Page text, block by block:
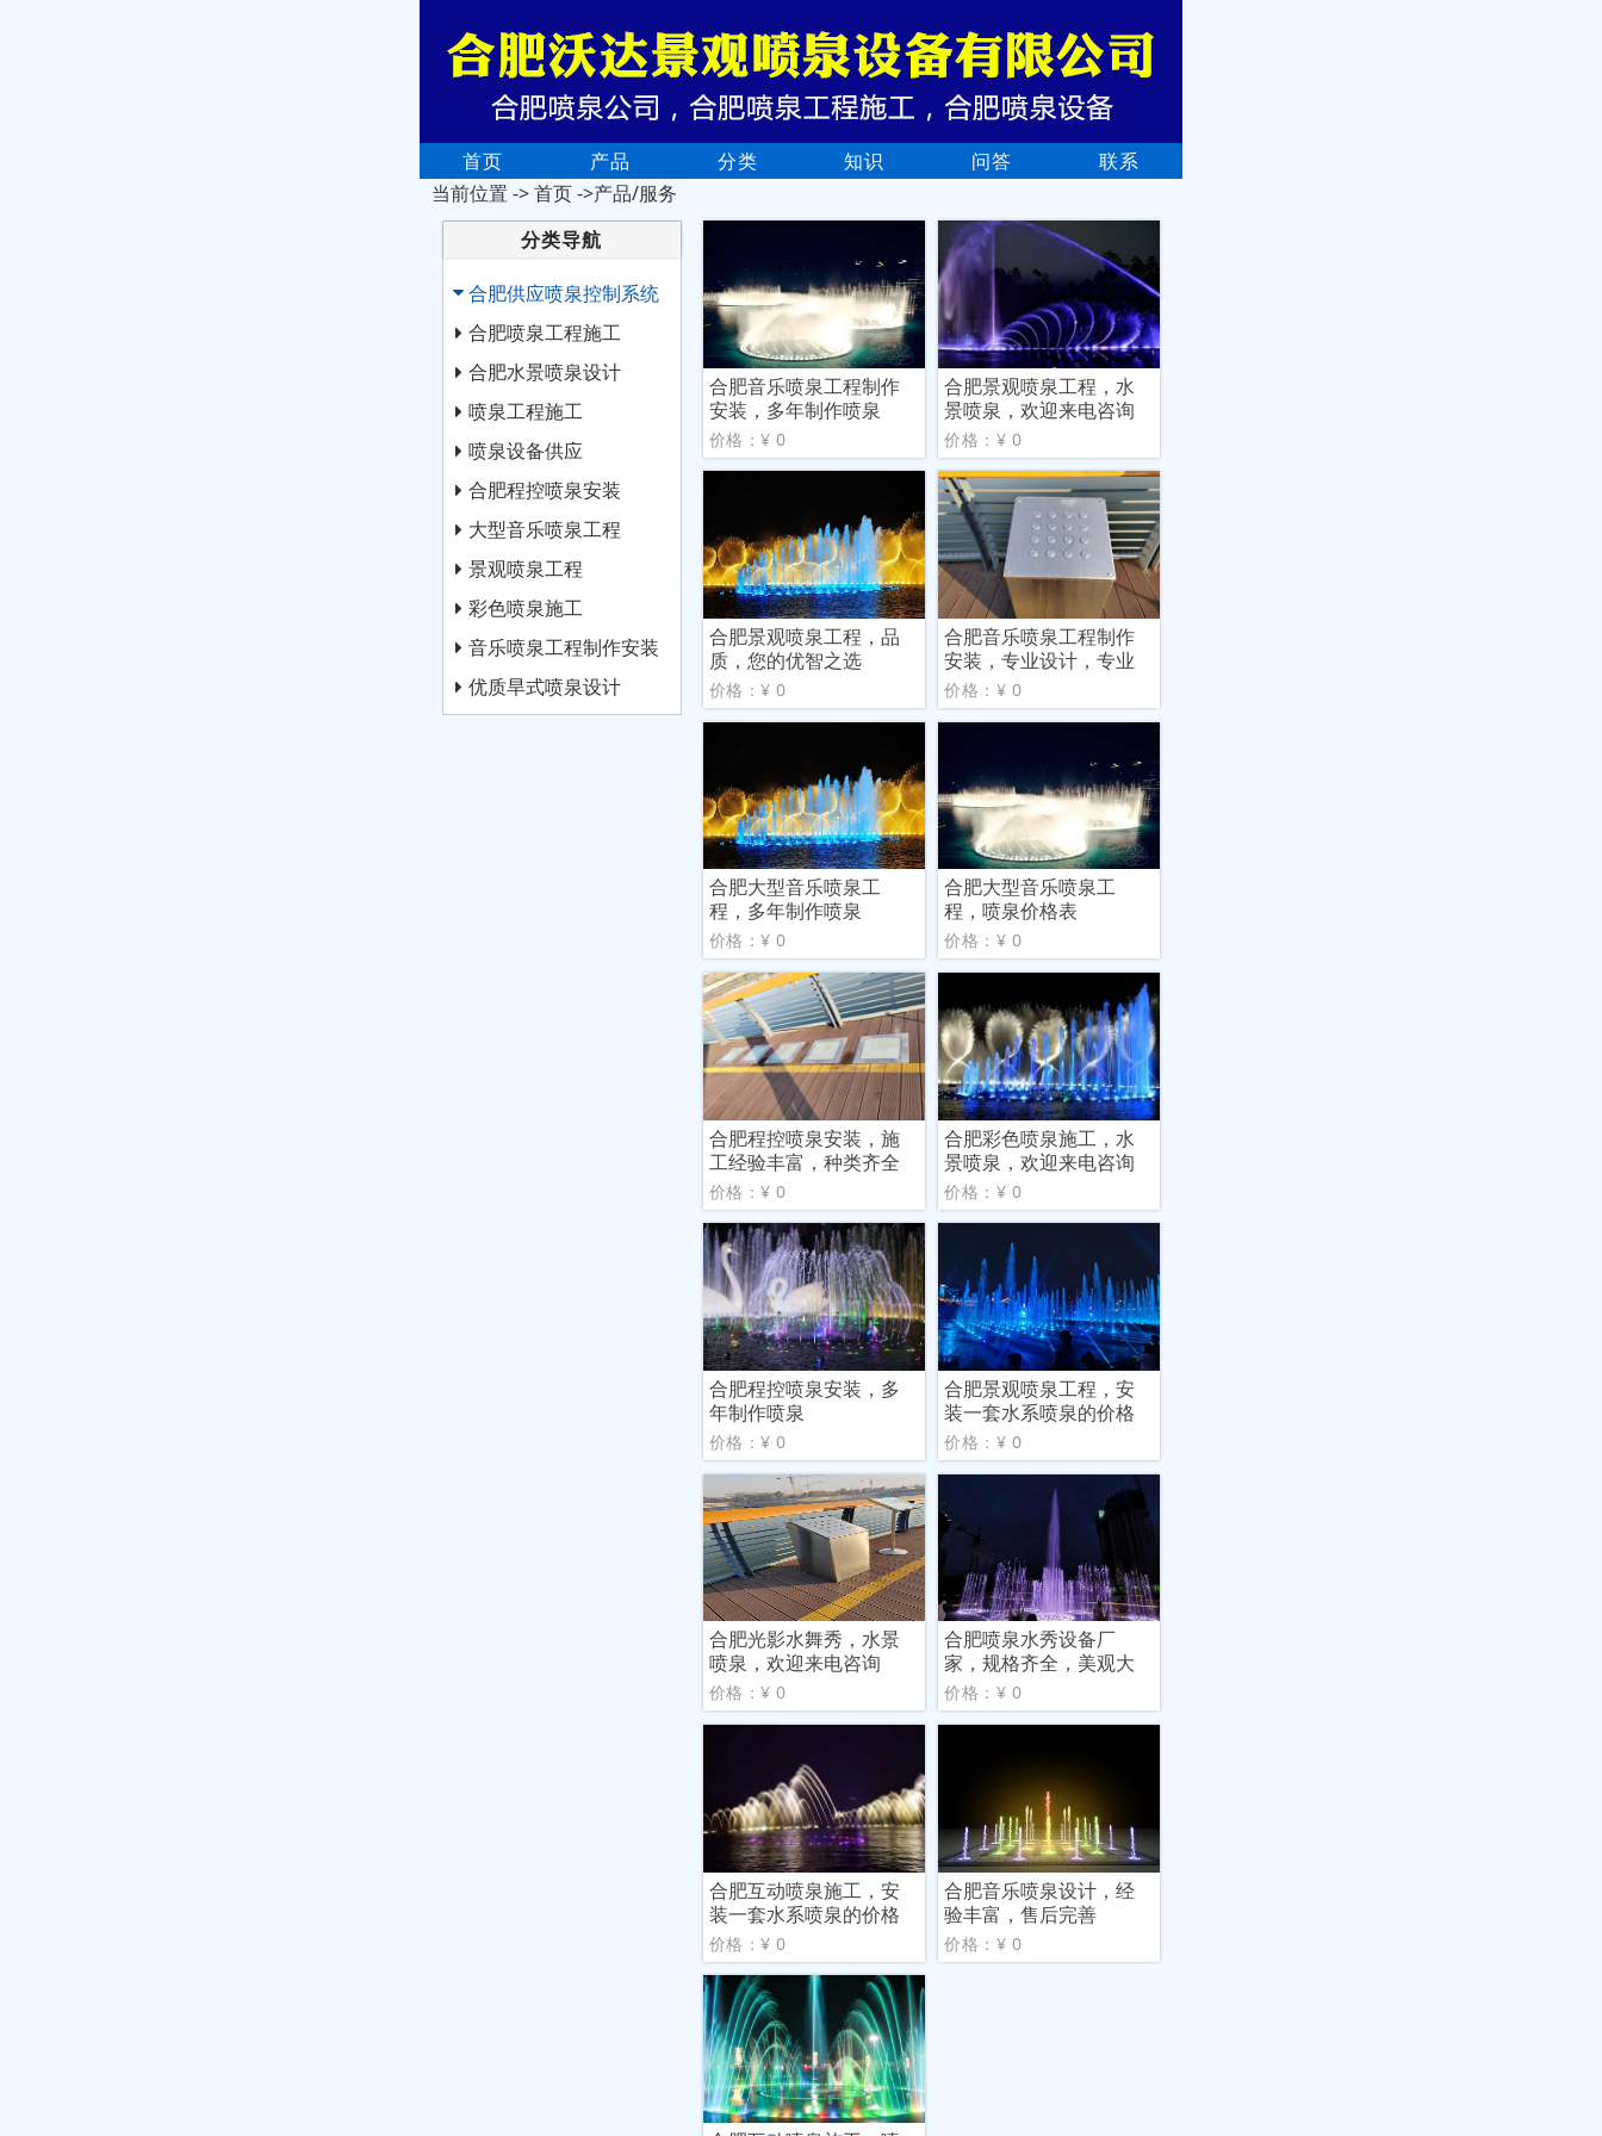
首页 产品 分类 知识 问答
联系
当前位置 ->首页->产品/服务
分类导航
合肥供应喷泉控制系统
合肥喷泉工程施工
合肥水景喷泉设计
喷泉工程施工
喷泉设备供应
合肥程控喷泉安装
大型音乐喷泉工程
景观喷泉工程
彩色喷泉施工
音乐喷泉工程制作安装
优质旱式喷泉设计
合肥音乐喷泉工程制作
安装，多年制作喷泉
价格：¥ 0
合肥景观喷泉工程，水
景喷泉，欢迎来电咨询
价格：¥ 0
合肥景观喷泉工程，品
质，您的优智之选
价格：¥ 0
合肥音乐喷泉工程制作
安装，专业设计，专业
施工
价格：¥ 0
合肥大型音乐喷泉工
程，多年制作喷泉
价格：¥ 0
合肥大型音乐喷泉工
程，喷泉价格表
价格：¥ 0
合肥程控喷泉安装，施
工经验丰富，种类齐全
价格：¥ 0
合肥彩色喷泉施工，水
景喷泉，欢迎来电咨询
价格：¥ 0
合肥程控喷泉安装，多
年制作喷泉
价格：¥ 0
合肥景观喷泉工程，安
装一套水系喷泉的价格
是多
价格：¥ 0
合肥光影水舞秀，水景
喷泉，欢迎来电咨询
价格：¥ 0
合肥喷泉水秀设备厂
家，规格齐全，美观大
方
价格：¥ 0
合肥互动喷泉施工，安
装一套水系喷泉的价格
是多
价格：¥ 0
合肥音乐喷泉设计，经
验丰富，售后完善
价格：¥ 0